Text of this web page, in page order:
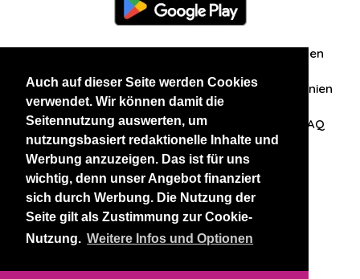
Auch auf dieser Seite werden Cookies
verwendet. Wir können damit die
Seitennutzung auswerten, um
nutzungsbasiert redaktionelle Inhalte und
Werbung anzuzeigen. Das ist für uns
wichtig, denn unser Angebot finanziert
sich durch Werbung. Die Nutzung der
Seite gilt als Zustimmung zur Cookie-
Nutzung. Weitere Infos und Optionen
Zuschriften/Erfahrungen
Datenschutzerklärung AGB Datenschutzrichtlinien
Nehmen Sie Kontakt mit uns auf FAQ
Unsere anderen Websites
BlackAndBeauties RussianKisses